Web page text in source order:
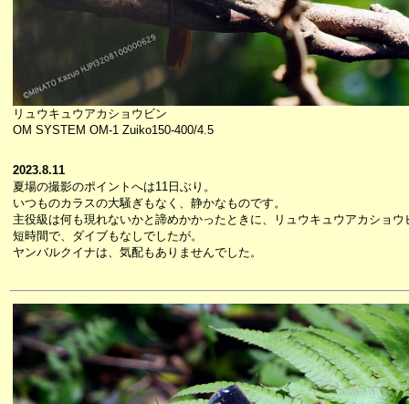
リュウキュウアカショウビン
OM SYSTEM OM-1 Zuiko150-400/4.5
2023.8.11
夏場の撮影のポイントへは11日ぶり。
いつものカラスの大騒ぎもなく、静かなものです。
主役級は何も現れないかと諦めかかったときに、リュウキュウアカショ
短時間で、ダイブもなしでしたが。
ヤンバルクイナは、気配もありませんでした。